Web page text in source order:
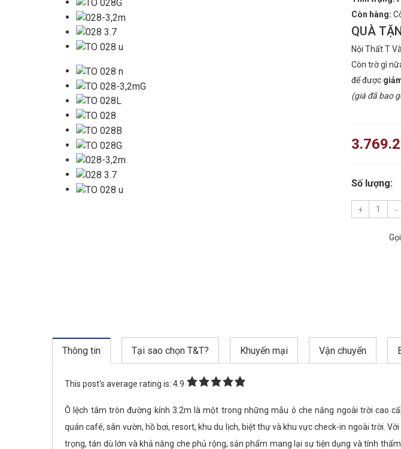
Còn hàng:
QUÀ
Nội Thất T
Còn trờ gì
để được
(giá đã bao
Số lượng:
+ -
Thông tin Tại sao chọn T&T? Khuyến mại Vận chuyển
This post's average rating is: 4.9
Ô lệch tâm tròn đường kính 3.2m là một trong những mẫu ô che nắng ngoài trời cao
quán café, sân vườn, hồ bơi, resort, khu du lịch, biệt thự và khu vực check-in ngoài trời.
trọng, tán dù lớn và khả năng che phủ rộng, sản phẩm mang lại sự tiện dụng và tính